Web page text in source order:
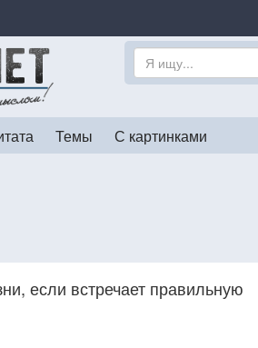
Темы С картинками
если встречает правильную